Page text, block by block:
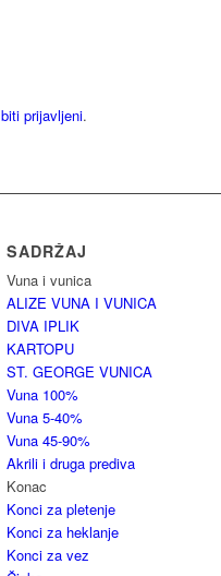
biti prijavljeni.
SADRŽAJ
Vuna i vunica
ALIZE VUNA I VUNICA
DIVA IPLIK
KARTOPU
ST. GEORGE VUNICA
Vuna 100%
Vuna 5-40%
Vuna 45-90%
Akrili i druga prediva
Konac
Konci za pletenje
Konci za heklanje
Konci za vez